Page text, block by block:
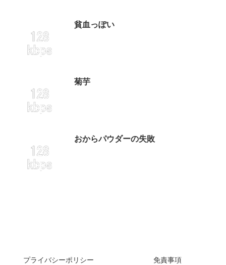
貧血っぽい
菊芋
おからパウダーの失敗
プライバシーポリシー 免責事項